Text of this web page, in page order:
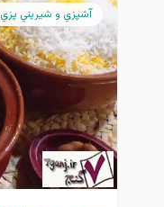
آشپزي و شيريني پزي